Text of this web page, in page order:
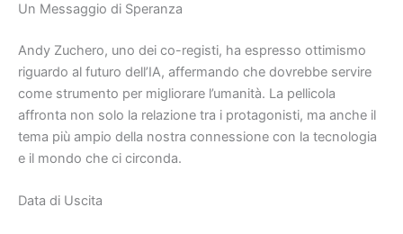
Un Messaggio di Speranza
Andy Zuchero, uno dei co-registi, ha espresso ottimismo
riguardo al futuro dell’IA, affermando che dovrebbe servire
come strumento per migliorare l’umanità. La pellicola
affronta non solo la relazione tra i protagonisti, ma anche il
tema più ampio della nostra connessione con la tecnologia
e il mondo che ci circonda.
Data di Uscita